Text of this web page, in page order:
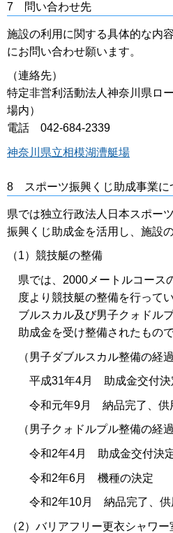
7 問い合わせ先
施設の利用に関する具体的な内
にお問い合わせ願います。
（連絡先）
特定非営利活動法人神奈川県ロ
場内）
電話 042-684-2339
神奈川県立相模湖漕艇場
8 スポーツ振興くじ助成事業に
県では独立行政法人日本スポー
振興くじ助成金を活用し、施設
（1）競技艇の整備
県では、2000メートルコース
度より競技艇の整備を行って
ブルスカル及び男子クォドル
助成金を受け整備されたもので
（男子ダブルスカル整備の経過
平成31年4月 助成金交付決
令和元年9月 納品完了、供
（男子クォドルプル整備の経過
令和2年4月 助成金交付決
令和2年6月 機種の決定
令和2年10月 納品完了、供
（2）バリアフリー更衣シャワ